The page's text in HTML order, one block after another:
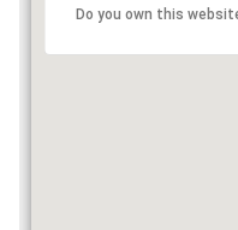
Do you own this